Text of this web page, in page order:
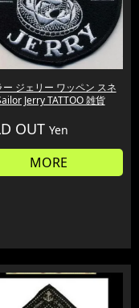
ー ジェリー ワッペン スネ
Jerry TATTOO 雑貨
OUT Yen
MORE